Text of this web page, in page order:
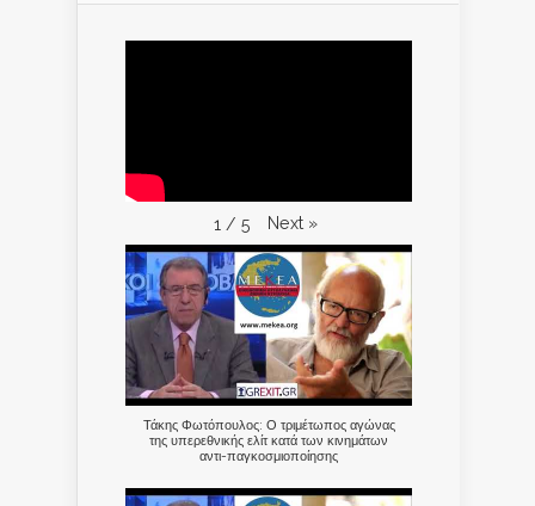
1 / 5 Next »
Τάκης Φωτόπουλος: Ο τριμέτωπος αγώνας
της υπερεθνικής ελίτ κατά των κινημάτων
αντι-παγκοσμιοποίησης